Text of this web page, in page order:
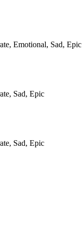
Emotional, Sad, Epic
Sad, Epic
Sad, Epic